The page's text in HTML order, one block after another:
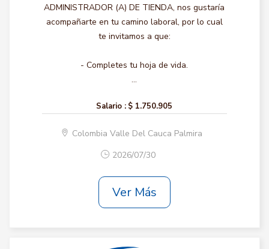
ADMINISTRADOR (A) DE TIENDA, nos gustaría
acompañarte en tu camino laboral, por lo cual
te invitamos a que:
- Completes tu hoja de vida.
...
Salario : $ 1.750.905
Colombia Valle Del Cauca Palmira
2026/07/30
Ver Más